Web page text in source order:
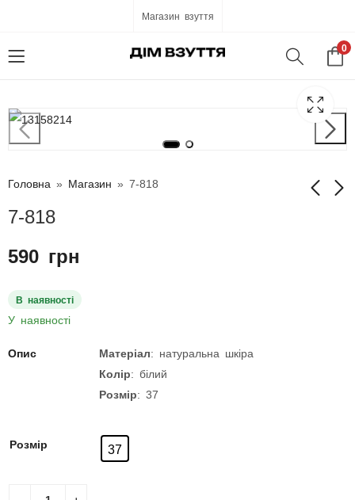
Магазин взуття
0
Головна » Магазин » 7-818
7-818
590 грн
В наявності
У наявності
Опис Матеріал: натуральна шкіра
К олір: білий
Розмір: 37
Розмір 37